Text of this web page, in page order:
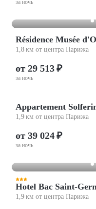
за ночь
Résidence Musée
1,8 км от центра Парижа
от 29 513 ₽
за ночь
Appartement
1,9 км от центра Парижа
от 39 024 ₽
за ночь
Hotel Bac Saint-
1,9 км от центра Парижа